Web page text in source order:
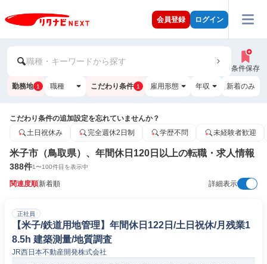
会員登録 ログイン
職種・キーワードから探す
条件保存
勤務地 1 職種 こだわり条件 1 雇用形態 年収 新着のみ
こだわり条件の追加設定を忘れていませんか？
土日祝休み
完全週休2日制 学歴不問 未経験者歓迎
米子市（鳥取県）、年間休日120日以上の転職・求人情報
388件1〜100件目を表示中
関連度順新着順 詳細表示
正社員
【米子/鉄道用地管理】年間休日122日/土日祝休/月残業1
8.5h 建築測量/地質調査
JR西日本不動産開発株式会社